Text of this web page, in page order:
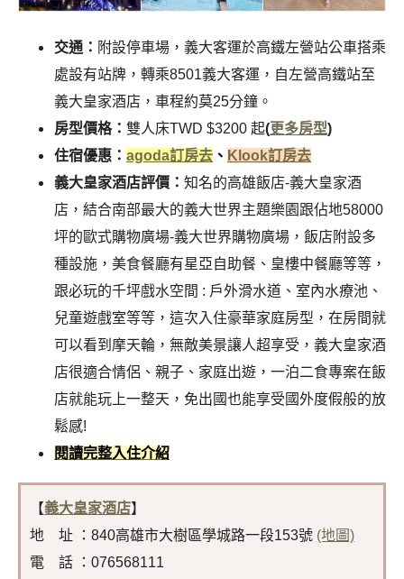
交通： 附設停車場，義大客運於高鐵左營站公車搭乘
處設有站牌，轉乘8501義大客運，自左營高鐵站至
義大皇家酒店，車程約莫25分鐘。
房型價格： 雙人床TWD $3200 起(更多房型)
住宿優惠： agoda訂房去 、 Klook訂房去
義大皇家酒店評價： 知名的高雄飯店-義大皇家酒
店，結合南部最大的義大世界主題樂園跟佔地58000
坪的歐式購物廣場-義大世界購物廣場，飯店附設多
種設施，美食餐廳有星亞自助餐、皇樓中餐廳等等，
跟必玩的千坪戲水空間 : 戶外滑水道、室內水療池、
兒童遊戲室等等，這次入住豪華家庭房型，在房間就
可以看到摩天輪，無敵美景讓人超享受，義大皇家酒
店很適合情侶、親子、家庭出遊，一泊二食專案在飯
店就能玩上一整天，免出國也能享受國外度假般的放
鬆感!
閱讀完整入住介紹
【義大皇家酒店】
地 址 ：840高雄市大樹區學城路一段153號 (地圖)
電 話 ：076568111